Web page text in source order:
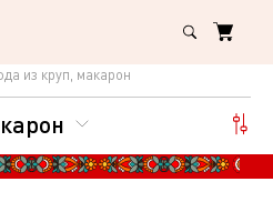
из круп, макарон